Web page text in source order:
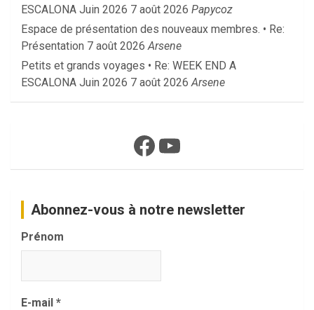
ESCALONA Juin 2026 7 août 2026 Papycoz
Espace de présentation des nouveaux membres. • Re:
Présentation 7 août 2026 Arsene
Petits et grands voyages • Re: WEEK END A
ESCALONA Juin 2026 7 août 2026 Arsene
Facebook
YouTube
Abonnez-vous à notre newsletter
Prénom
E-mail *